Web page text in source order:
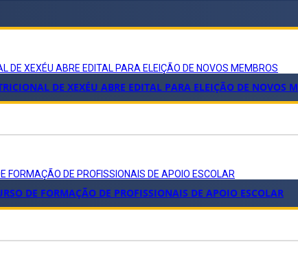
DE XEXÉU ABRE EDITAL PARA ELEIÇÃO DE NOVOS MEMBROS
DE XEXÉU ABRE EDITAL PARA ELEIÇÃO DE NOVOS
FORMAÇÃO DE PROFISSIONAIS DE APOIO ESCOLAR
DE FORMAÇÃO DE PROFISSIONAIS DE APOIO ESCOLAR